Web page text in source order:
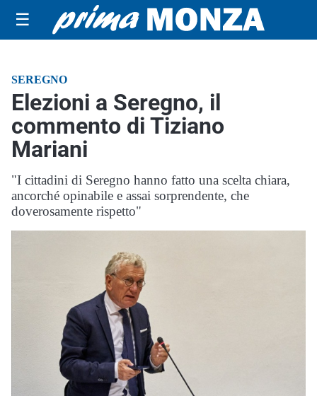
☰
SEREGNO
Elezioni a Seregno, il
commento di Tiziano
Mariani
"I cittadini di Seregno hanno fatto una scelta chiara,
ancorché opinabile e assai sorprendente, che
doverosamente rispetto"